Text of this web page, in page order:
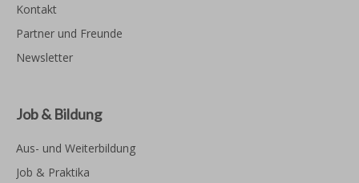
Kontakt
Partner und Freunde
Newsletter
Job & Bildung
Aus- und Weiterbildung
Job & Praktika